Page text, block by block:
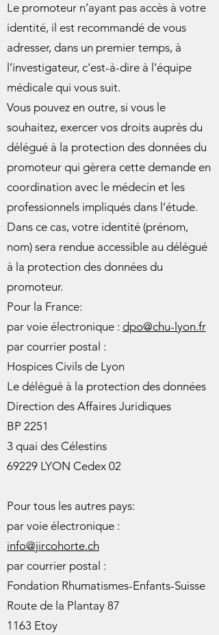
Le promoteur n’ayant pas accès à votre
identité, il est recommandé de vous
adresser, dans un premier temps, à
l’investigateur, c'est-à-dire à l'équipe
médicale qui vous suit.
Vous pouvez en outre, si vous le
souhaitez, exercer vos droits auprès du
délégué à la protection des données du
promoteur qui gèrera cette demande en
coordination avec le médecin et les
professionnels impliqués dans l’étude.
Dans ce cas, votre identité (prénom,
nom) sera rendue accessible au délégué
à la protection des données du
promoteur.
Pour la France:
par voie électronique : dpo@chu-lyon.fr
par courrier postal :
Hospices Civils de Lyon
Le délégué à la protection des données
Direction des Affaires Juridiques
BP 2251
3 quai des Célestins
69229 LYON Cedex 02
Pour tous les autres pays:
par voie électronique :
info@jircohorte.ch
par courrier postal :
Fondation Rhumatismes-Enfants-Suisse
Route de la Plantay 87
1163 Etoy